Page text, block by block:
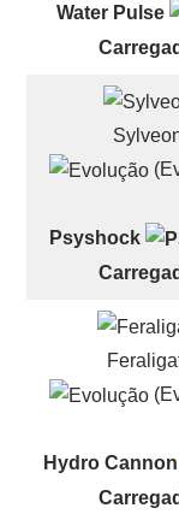
Water Pulse
Psyshock
Hydro